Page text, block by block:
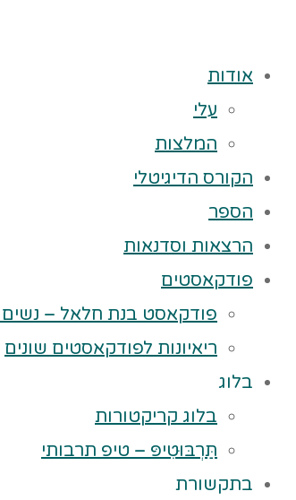
אודות
עלי
המלצות
הקורס הדיגיטלי
הספר
הרצאות וסדנאות
פודקאסטים
פודקאסט בנת חלאל – נשים
ריאיונות לפודקאסטים שונים
בלוג
בלוג קריקטורות
תַּרְבּוּטִיפּ – טיפ תרבותי
בתקשורת